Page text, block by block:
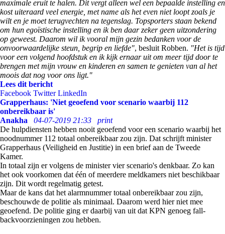
maximale eruit te halen. Dit vergt alleen wel een bepaalde instelling en
kost uiteraard veel energie, met name als het even niet loopt zoals je
wilt en je moet terugvechten na tegenslag. Topsporters staan bekend
om hun egoïstische instelling en ik ben daar zeker geen uitzondering
op geweest. Daarom wil ik vooral mijn gezin bedanken voor de
onvoorwaardelijke steun, begrip en liefde", besluit Robben. "Het is tijd
voor een volgend hoofdstuk en ik kijk ernaar uit om meer tijd door te
brengen met mijn vrouw en kinderen en samen te genieten van al het
moois dat nog voor ons ligt."
Lees dit bericht
Facebook Twitter LinkedIn
Grapperhaus: 'Niet geoefend voor scenario waarbij 112
onbereikbaar is'
Anakha
04-07-2019 21:33
print
De hulpdiensten hebben nooit geoefend voor een scenario waarbij het
noodnummer 112 totaal onbereikbaar zou zijn. Dat schrijft minister
Grapperhaus (Veiligheid en Justitie) in een brief aan de Tweede
Kamer.
In totaal zijn er volgens de minister vier scenario's denkbaar. Zo kan
het ook voorkomen dat één of meerdere meldkamers niet beschikbaar
zijn. Dit wordt regelmatig getest.
Maar de kans dat het alarmnummer totaal onbereikbaar zou zijn,
beschouwde de politie als minimaal. Daarom werd hier niet mee
geoefend. De politie ging er daarbij van uit dat KPN genoeg fall-
backvoorzieningen zou hebben.